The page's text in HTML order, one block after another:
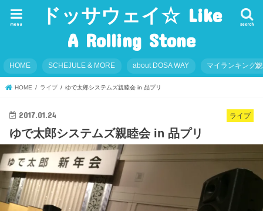
ドッサウェイ☆ Like
A Rolling Stone
search
menu
HOME SCHEJULE & MORE about DOSA WAY マイランキング
HOME ライブ ゆで太郎システムズ親睦会 in 品プリ
ライブ
2017.01.24
ゆで太郎システムズ親睦会 in 品プリ